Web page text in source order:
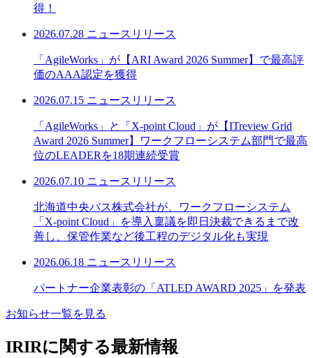
得！
2026.07.28 ニュースリリース
「AgileWorks」が【ARI Award 2026 Summer】で最高評
価のAAA認定を獲得
2026.07.15 ニュースリリース
「AgileWorks」と「X-point Cloud」が【ITreview Grid
Award 2026 Summer】ワークフローシステム部門で最高
位のLEADERを18期連続受賞
2026.07.10 ニュースリリース
北海道中央バス株式会社が、ワークフローシステム
「X-point Cloud」を導入稟議を即日決裁できるまで改
善し、保管作業など後工程のデジタル化も実現
2026.06.18 ニュースリリース
パートナー企業表彰の「ATLED AWARD 2025」を発表
お知らせ一覧を見る
IRIRに関する最新情報